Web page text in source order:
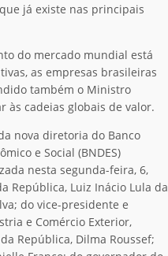
já existe nas principais
do mercado mundial está
as empresas brasileiras
também o Ministro
às cadeias globais de valor.
nova diretoria do Banco
e Social (BNDES)
nesta segunda-feira, 6,
República, Luiz Inácio Lula da
do vice-presidente e
e Comércio Exterior,
República, Dilma Roussef;